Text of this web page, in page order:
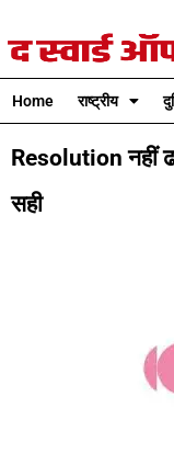
Home राष्ट्रीय
Resolution नहीं
सही